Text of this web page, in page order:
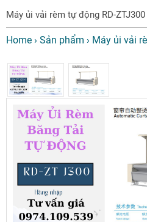
Máy ủi vải rèm tự động RD-ZTJ300
Home › Sản phẩm › Máy ủi vải